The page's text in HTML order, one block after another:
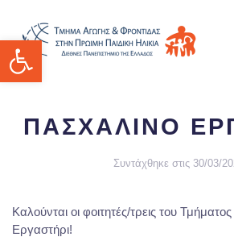
Ανοίξτε τη γραμμή εργαλείων
ΠΑΣΧΑΛΙΝΟ
Συντάχθηκε στις 30/03/
Καλούνται οι φοιτητές/τρεις του
Εργαστήρι!